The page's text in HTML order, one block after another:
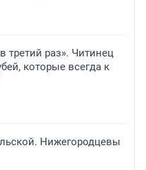
третий раз». Читинец
которые всегда к
Нижегородцевы